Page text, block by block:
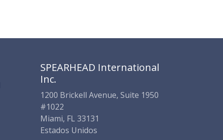
SPEARHEAD International
Inc.
1200 Brickell Avenue, Suite 1950
#1022
Miami, FL 33131
Estados Unidos